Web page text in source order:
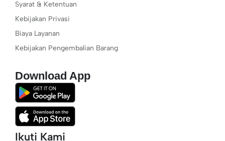
Syarat & Ketentuan
Kebijakan Privasi
Biaya Layanan
Kebijakan Pengembalian Barang
Download App
Ikuti Kami